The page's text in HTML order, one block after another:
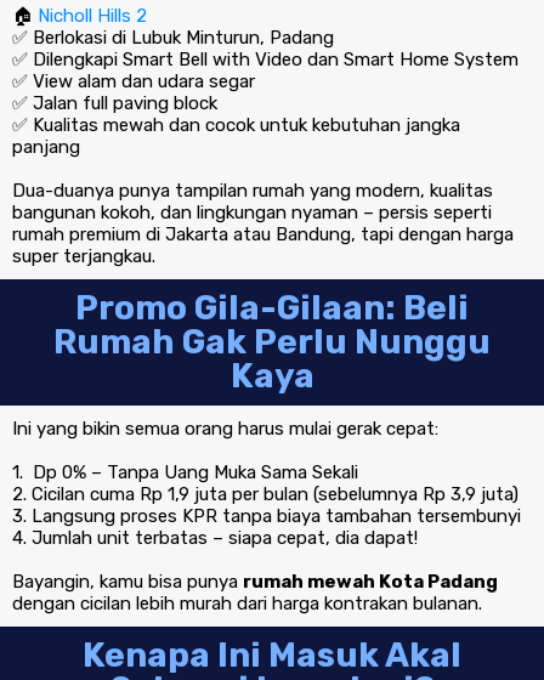
🏠 Nicholl Hills 2
✅ Berlokasi di Lubuk Minturun, Padang
✅ Dilengkapi Smart Bell with Video dan Smart Home System
✅ View alam dan udara segar
✅ Jalan full paving block
✅ Kualitas mewah dan cocok untuk kebutuhan jangka
panjang
Dua-duanya punya tampilan rumah yang modern, kualitas
bangunan kokoh, dan lingkungan nyaman – persis seperti
rumah premium di Jakarta atau Bandung, tapi dengan harga
super terjangkau.
Promo Gila-Gilaan: Beli
Rumah Gak Perlu Nunggu
Kaya
Ini yang bikin semua orang harus mulai gerak cepat:
1. Dp 0% – Tanpa Uang Muka Sama Sekali
2. Cicilan cuma Rp 1,9 juta per bulan (sebelumnya Rp 3,9 juta)
3. Langsung proses KPR tanpa biaya tambahan tersembunyi
4. Jumlah unit terbatas – siapa cepat, dia dapat!
Bayangin, kamu bisa punya rumah mewah Kota Padang
dengan cicilan lebih murah dari harga kontrakan bulanan.
Kenapa Ini Masuk Akal